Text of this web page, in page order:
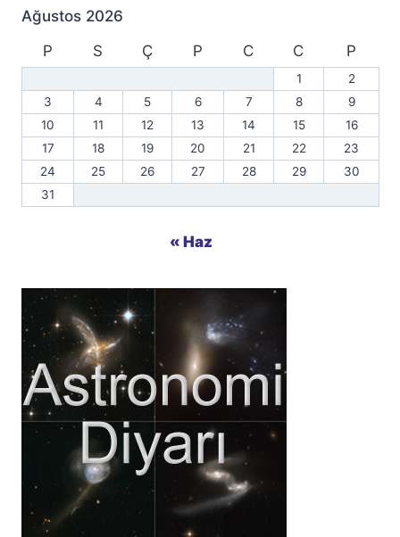
Ağustos 2026
P
S Ç P C C P
1
2
3
4 5 6 7 8
9
10
11 12 13 14 15
16
17
18 19 20 21 22
23
24
25 26 27 28 29
30
31
« Haz